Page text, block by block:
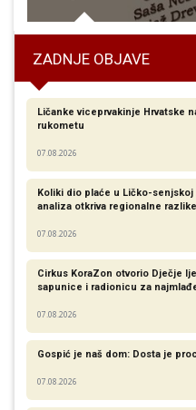
ZADNJE OBJAVE
Ličanke viceprvakinje Hrvatske
rukometu
07.08.2026
Koliki dio plaće u Ličko-
analiza otkriva regionalne razlike​
07.08.2026
Cirkus KoraZon otvorio Dječje
sapunice i radionicu za
07.08.2026
Gospić je naš dom: Dosta je
07.08.2026